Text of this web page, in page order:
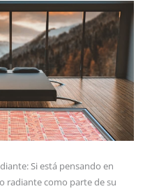
Si está pensando en
radiante como parte de su